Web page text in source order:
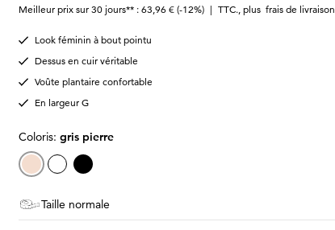
Meilleur prix sur 30 jours** : 63,96 € (-12%) | TTC., plus frais de livraison
Look féminin à bout pointu
Dessus en cuir véritable
Voûte plantaire confortable
En largeur G
Coloris: gris pierre
Taille normale